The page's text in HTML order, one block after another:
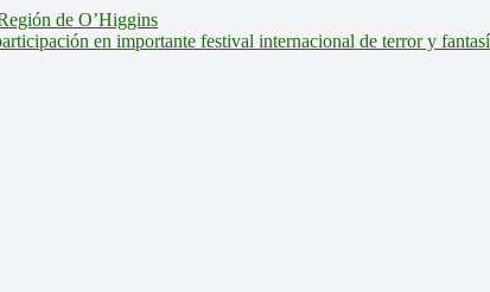
de O’Higgins
en importante festival internacional de terror y